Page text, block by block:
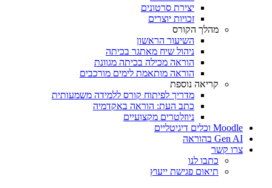
יצירת סרטונים
זכויות יוצרים
מהלך הקורס
השיעור הראשון
ניהול שיח מאתגר בכיתה
הוראה מכילה בכיתה מגוונת
הוראה מותאמת לימים מורכבים
קריאה נוספת
מדריך לפיתוח קורס ללמידה משמעותית
כתב העת: הוראה באקדמיה
ניוזלטרים מקצועיים
Moodle וכלים דיגיטליים
Gen AI בהוראה
צרו קשר
כתבו לנו
תיאום פגישת ייעוץ